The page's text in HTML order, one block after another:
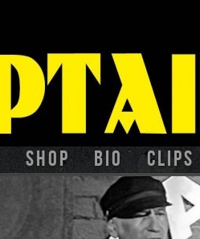
Shop BIO